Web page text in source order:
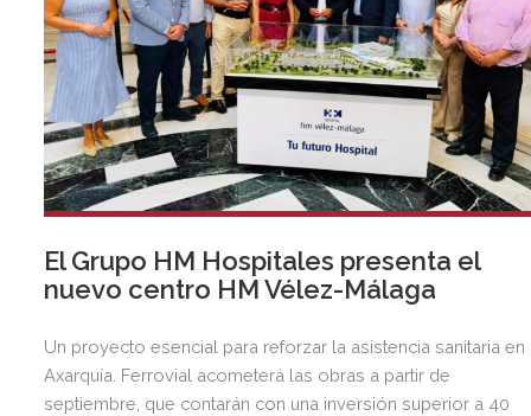
El Grupo HM Hospitales presenta el
nuevo centro HM Vélez-Málaga
Un proyecto esencial para reforzar la asistencia sanitaria en
Axarquía. Ferrovial acometerá las obras a partir de
septiembre, que contarán con una inversión superior a 40